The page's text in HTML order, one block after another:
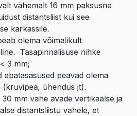
vähemalt 16 mm paksusne
distantsliist kui see
karkassile.
olema võimalikult
Tasapinnalisuse nihke
3 mm;
ebatasasused peavad olema
(kruvipea, ühendus jt).
30 mm vahe avade vertikaalse ja
distantsliistu vahele, et